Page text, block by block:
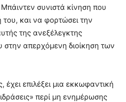
συνιστά κίνηση που
του, και να φορτώσει την
της ανεξέλεγκτης
απερχόμενη διοίκηση των
έχει επιλέξει μια εκκωφαντική
περί μη ενημέρωσης